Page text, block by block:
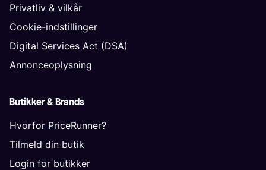
Privatliv & vilkår
Cookie-indstillinger
Digital Services Act (DSA)
Annonceoplysning
Butikker & Brands
Hvorfor PriceRunner?
Tilmeld din butik
Login for butikker